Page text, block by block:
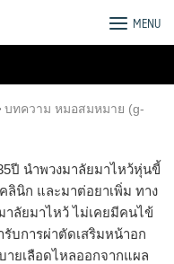
MENU
บทความ หมอสมหมาย (g-
ปี นำพวงมาลัยมาไหว้หุ่นขี้
ลินิก และมาต่อยาเพิ่ม ทาง
าลัยมาไหว้ ไม่เคยมีคนไข้
บการผ่าตัดเสริมหน้าอก
ายเลือดไหลออกจากแผล